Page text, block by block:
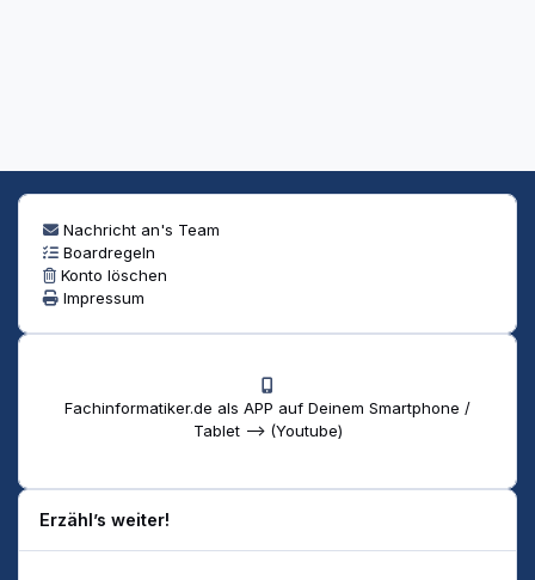
Nachricht an's Team
Boardregeln
Konto löschen
Impressum
Fachinformatiker.de als APP auf Deinem Smartphone /
Tablet --> (Youtube)
Erzähl’s weiter!